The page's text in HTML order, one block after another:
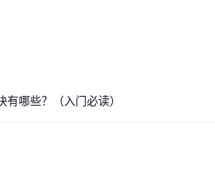
哪些？（入门必读）